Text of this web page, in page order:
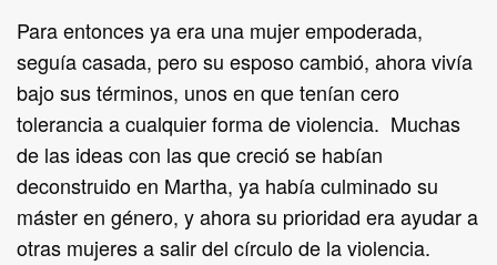
Para entonces ya era una mujer empoderada,
seguía casada, pero su esposo cambió, ahora vivía
bajo sus términos, unos en que tenían cero
tolerancia a cualquier forma de violencia. Muchas
de las ideas con las que creció se habían
deconstruido en Martha, ya había culminado su
máster en género, y ahora su prioridad era ayudar a
otras mujeres a salir del círculo de la violencia.